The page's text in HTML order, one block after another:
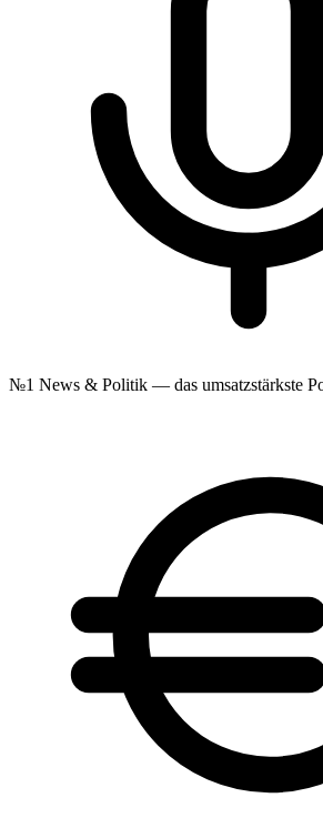
№1 News & Politik — das umsatzstärkste